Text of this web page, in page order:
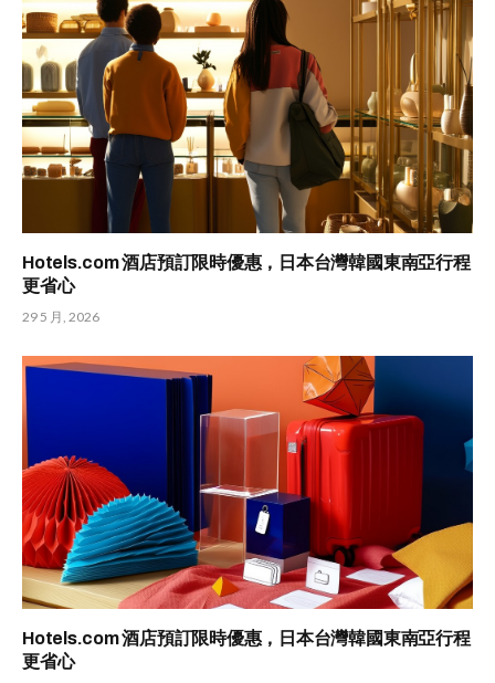
Hotels.com 酒店預訂限時優惠，日本台灣韓國東南亞行程
更省心
29 5 月, 2026
Hotels.com 酒店預訂限時優惠，日本台灣韓國東南亞行程
更省心